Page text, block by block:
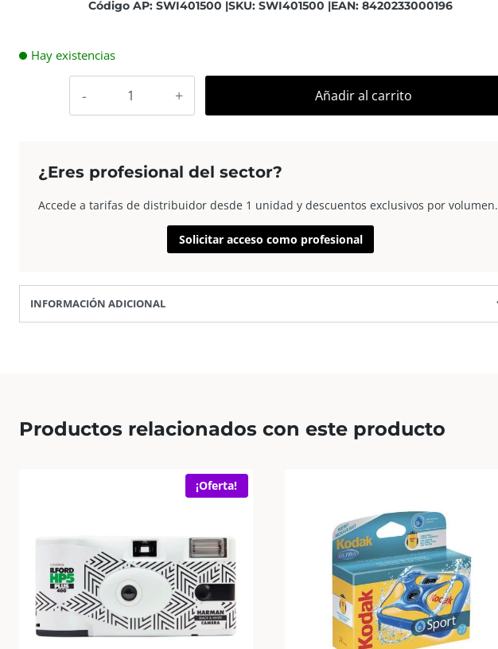
Código AP: SWI401500 |SKU: SWI401500 |EAN: 8420233000196
Hay existencias
Flash,
Cámara
desechable
Añadir al carrito
¿Eres profesional del sector?
Accede a tarifas de distribuidor desde 1 unidad y descuentos exclusivos por volumen.
Solicitar acceso como profesional
INFORMACIÓN ADICIONAL
Productos relacionados con este producto
¡Oferta!